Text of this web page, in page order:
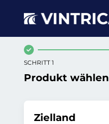
SCHRITT 1
Produkt wählen
Zielland